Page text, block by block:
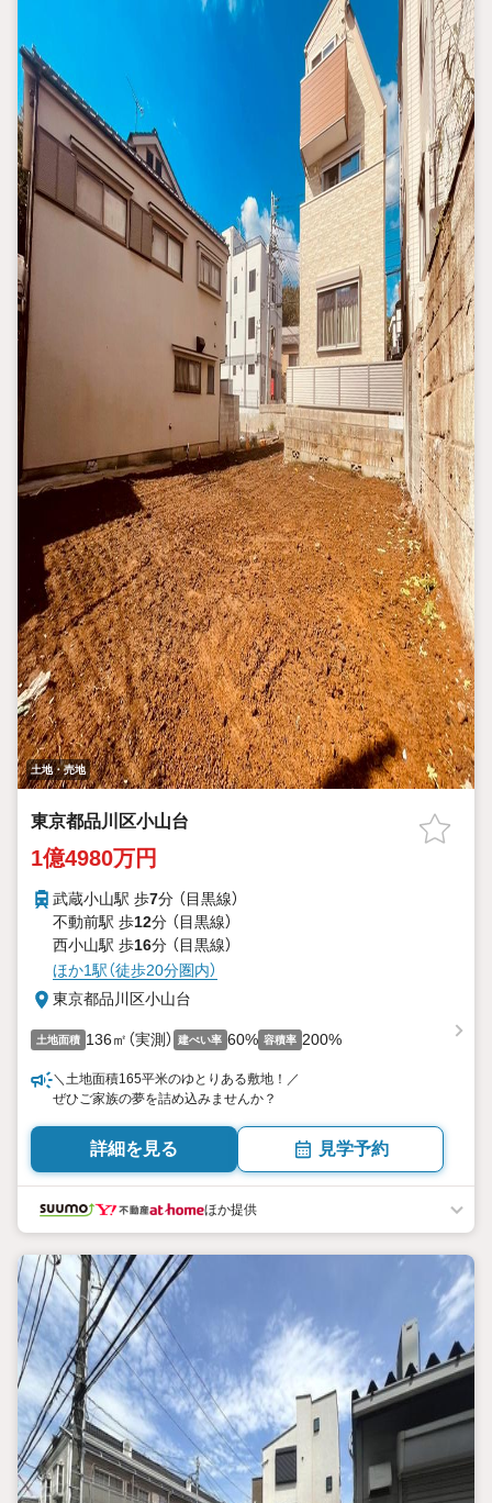
土地・売地
東京都品川区小山台
1億4980万円
武蔵小山駅 歩7分 （目黒線）
不動前駅 歩12分 （目黒線）
西小山駅 歩16分 （目黒線）
ほか1駅（徒歩20分圏内）
東京都品川区小山台
土地面積 136㎡（実測） 建ぺい率 60% 容積率 200%
＼土地面積165平米のゆとりある敷地！／
ぜひご家族の夢を詰め込みませんか？
詳細を見る 見学予約
ほか提供